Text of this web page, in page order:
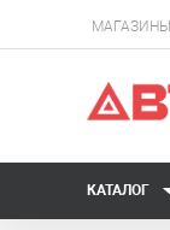
МАГАЗИНЫ
КАТАЛОГ